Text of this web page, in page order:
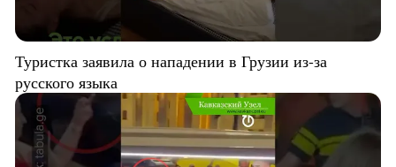
Туристка заявила о нападении в Грузии из-за
русского языка